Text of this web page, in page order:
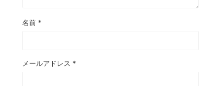
名前 *
メールアドレス *